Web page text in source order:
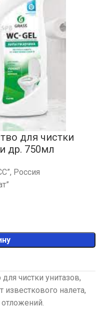
для чистки
др. 750мл
Россия
чистки унитазов,
налета,